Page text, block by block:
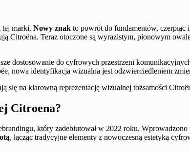
tej marki. Nowy znak to powrót do fundamentów, czerpiąc
Citroëna. Teraz otoczone są wyrazistym, pionowym
dostosowanie do cyfrowych przestrzeni
nowa identyfikacja wizualna jest odzwierciedleniem
się na klarowną reprezentację wizualnej tożsamości
Citroena?
który zadebiutował w 2022 roku.
, łącząc tradycyjne elementy z nowoczesną estetyką